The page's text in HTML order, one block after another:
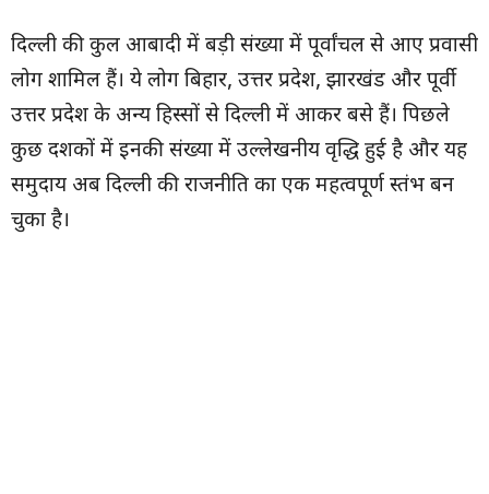
दिल्ली की कुल आबादी में बड़ी संख्या में पूर्वांचल से आए प्रवासी
लोग शामिल हैं। ये लोग बिहार, उत्तर प्रदेश, झारखंड और पूर्वी
उत्तर प्रदेश के अन्य हिस्सों से दिल्ली में आकर बसे हैं। पिछले
कुछ दशकों में इनकी संख्या में उल्लेखनीय वृद्धि हुई है और यह
समुदाय अब दिल्ली की राजनीति का एक महत्वपूर्ण स्तंभ बन
चुका है।